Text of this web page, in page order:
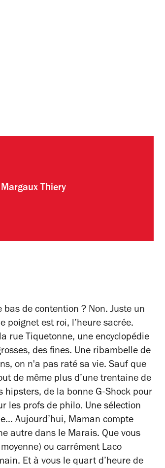
Margaux Thiery
de contention ? Non. Juste un
poignet est roi, l’heure sacrée.
rue Tiquetonne, une encyclopédie
des fines. Une ribambelle de
on n'a pas raté sa vie. Sauf que
de même plus d’une trentaine de
de la bonne G-Shock pour
les profs de philo. Une sélection
Aujourd’hui, Maman compte
autre dans le Marais. Que vous
ou carrément Laco
Et à vous le quart d’heure de